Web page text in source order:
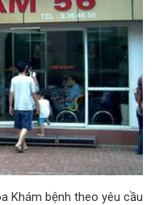
Khám bệnh theo yêu cầu